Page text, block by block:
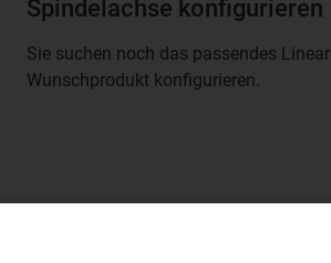
Spindelachse konfigurieren
Sie suchen noch das passendes
Wunschprodukt konfigurieren.